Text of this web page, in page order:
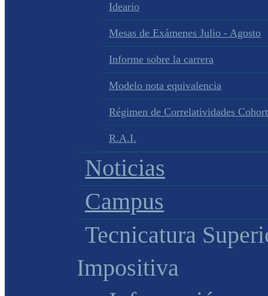
Ideario
Mesas de Exámenes Julio - Agosto
Informe sobre la carrera
Modelo nota equivalencia
Régimen de Correlatividades
R.A.I.
Noticias
Campus
Tecnicatura
Impositiva